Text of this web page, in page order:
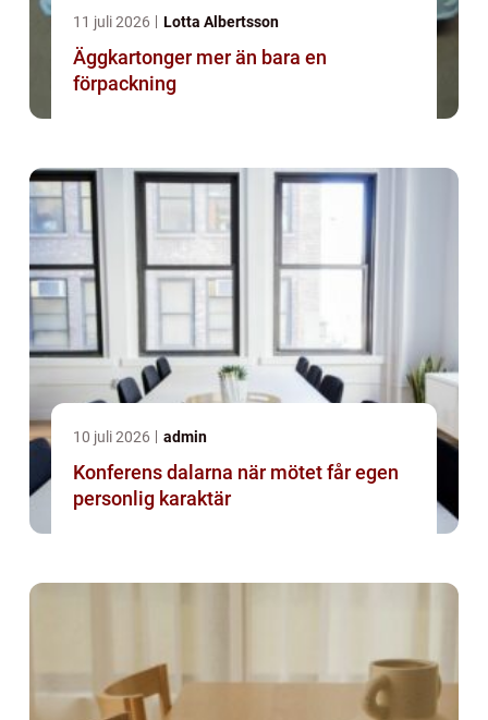
11 juli 2026 Lotta Albertsson
Äggkartonger mer än bara en
förpackning
10 juli 2026 admin
Konferens dalarna när mötet får egen
personlig karaktär